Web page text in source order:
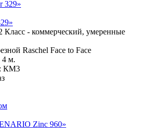
Класс - коммерческий, умеренные
Raschel Face to Face
4 м.
КМ3